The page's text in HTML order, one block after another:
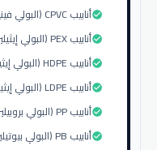
أنابيب CPVC (البولي فينيل كلوريد المعالج بالكلور)check_circle
أنابيب PEX (البولي إيثيلين المتشابك)check_circle
أنابيب HDPE (البولي إيثيلين عالي الكثافة)check_circle
أنابيب LDPE (البولي إيثيلين منخفض الكثافة)check_circle
أنابيب PP (البولي بروبيلين)check_circle
أنابيب PB (البولي بيوتيلين)check_circle